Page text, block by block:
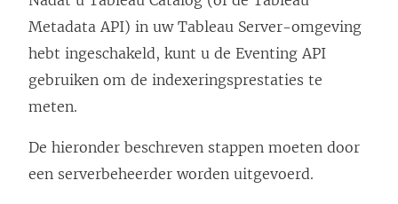
Metadata API) in uw Tableau Server-omgeving
hebt ingeschakeld, kunt u de Eventing API
gebruiken om de indexeringsprestaties te
meten.
De hieronder beschreven stappen moeten door
een serverbeheerder worden uitgevoerd.